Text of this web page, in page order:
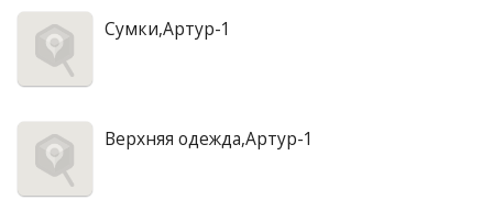
Сумки,Артур-1
Верхняя одежда,Артур-1